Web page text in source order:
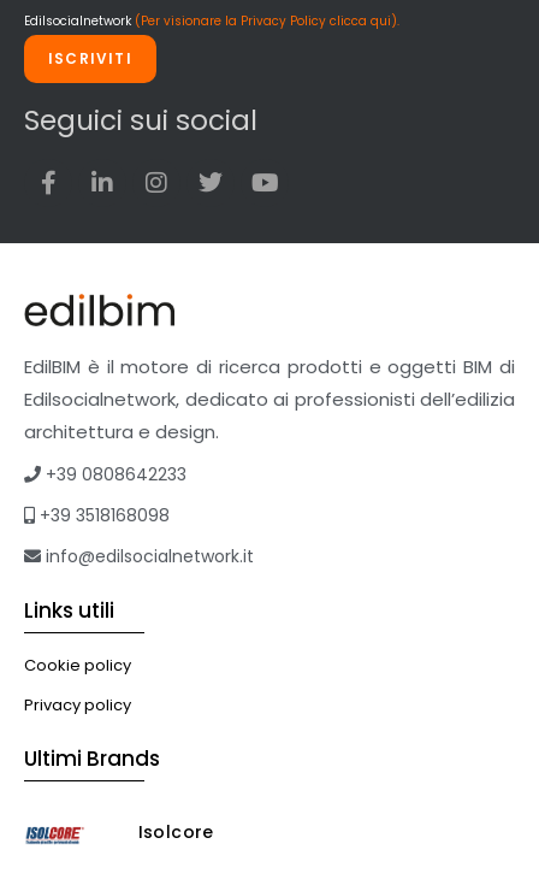
Edilsocialnetwork (Per visionare la Privacy Policy clicca qui).
ISCRIVITI
Seguici sui social
EdilBIM è il motore di ricerca prodotti e oggetti BIM di
Edilsocialnetwork, dedicato ai professionisti dell’edilizia
architettura e design.
+39 0808642233
+39 3518168098
info@edilsocialnetwork.it
Links utili
Cookie policy
Privacy policy
Ultimi Brands
Isolcore